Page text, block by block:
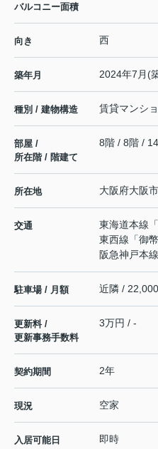
バルコニー面積
向き 西
築年月 2024年7月(
種別 / 建物構造 賃貸マンシ
部屋 /
所在階 / 階建て
8階 / 8階 /
所在地 大阪府大阪
交通 東海道本線 「
東西線 「御
阪急神戸本線
駐車場 / 月額 近隣 /
更新料 /
更新事務手数料
3万円 / -
契約期間 2年
現況 空家
入居可能日 即時